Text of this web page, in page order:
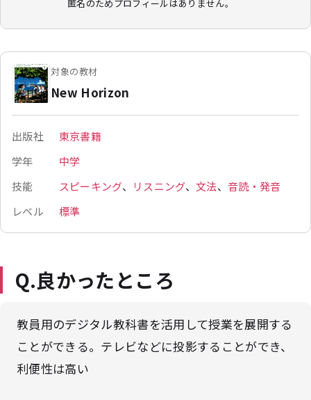
匿名のためプロフィールはありません。
対象の教材
New Horizon
出版社
東京書籍
学年
中学
技能
スピーキング、 リスニング、 文法、 音読・発音
レベル
標準
Q.良かったところ
教員用のデジタル教科書を活用して授業を展開する
ことができる。テレビなどに投影することができ、
利便性は高い